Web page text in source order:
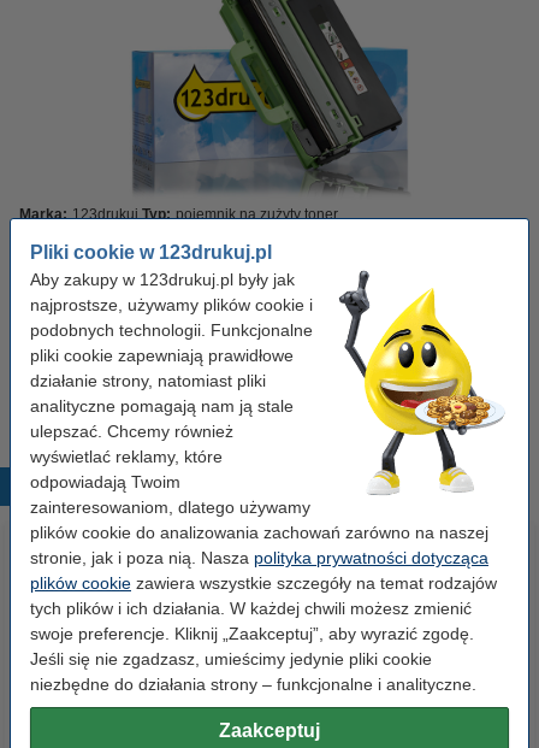
Pliki cookie w 123drukuj.pl
Aby zakupy w 123drukuj.pl były jak
najprostsze, używamy plików cookie i
podobnych technologii. Funkcjonalne
pliki cookie zapewniają prawidłowe
działanie strony, natomiast pliki
analityczne pomagają nam ją stale
ulepszać. Chcemy również
wyświetlać reklamy, które
odpowiadają Twoim
zainteresowaniom, dlatego używamy
plików cookie do analizowania zachowań zarówno na naszej
stronie, jak i poza nią. Nasza polityka prywatności dotycząca
plików cookie zawiera wszystkie szczegóły na temat rodzajów
tych plików i ich działania. W każdej chwili możesz zmienić
swoje preferencje. Kliknij „Zaakceptuj”, aby wyrazić zgodę.
Jeśli się nie zgadzasz, umieścimy jedynie pliki cookie
niezbędne do działania strony – funkcjonalne i analityczne.
Zaakceptuj
Marka: 123drukuj Typ: pojemnik na zużyty toner
Kliknij i sprawdź całą specyfikacje
Zaoszczędź27,3%w porównaniu do wersji oryginalnej!
Dostępny
Zamów na wtorek
56,00 zł Zamawiam
DR-241CL bęben światłoczuły /